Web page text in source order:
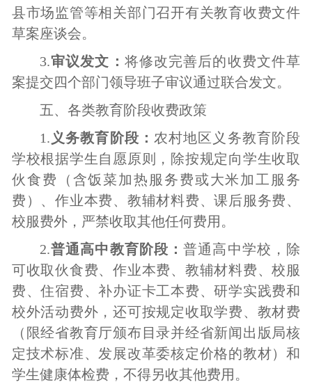
县市场监管等相关部门召开有关教育收费文件
草案座谈会。
3.审议发文： 将修改完善后的收费文件草
案提交四个部门领导班子审议通过联合发文。
五、各类教育阶段收费政策
1. 义务教育阶段： 农村地区义务教育阶段
学校根据学生自愿原则，除按规定向学生收取
伙食费（含饭菜加热服务费或大米加工服务
费）、作业本费、教辅材料费、课后服务费、
校服费外，严禁收取其他任何费用。
2.普通高中教育阶段：普通高中学校，除
可收取伙食费、作业本费、教辅材料费、校服
费、住宿费、补办证卡工本费、研学实践费和
校外活动费外，还可按规定收取学费、教材费
（限经省教育厅颁布目录并经省新闻出版局核
定技术标准、发展改革委核定价格的教材）和
学生健康体检费，不得另收其他费用。